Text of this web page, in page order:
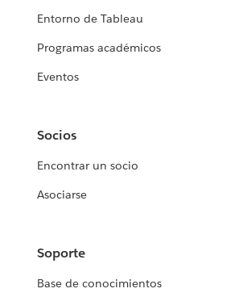
Entorno de Tableau
Programas académicos
Eventos
Socios
Encontrar un socio
Asociarse
Soporte
Base de conocimientos